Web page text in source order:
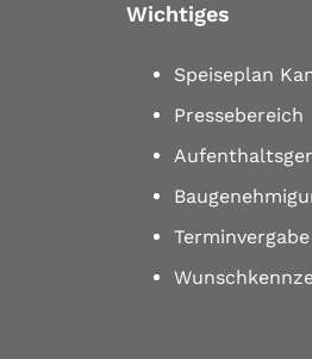
Wichtiges
Speiseplan
Pressebereich